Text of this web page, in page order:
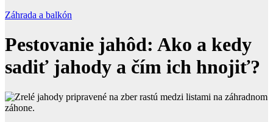
Záhrada a balkón
Pestovanie jahôd: Ako a kedy
sadiť jahody a čím ich hnojiť?